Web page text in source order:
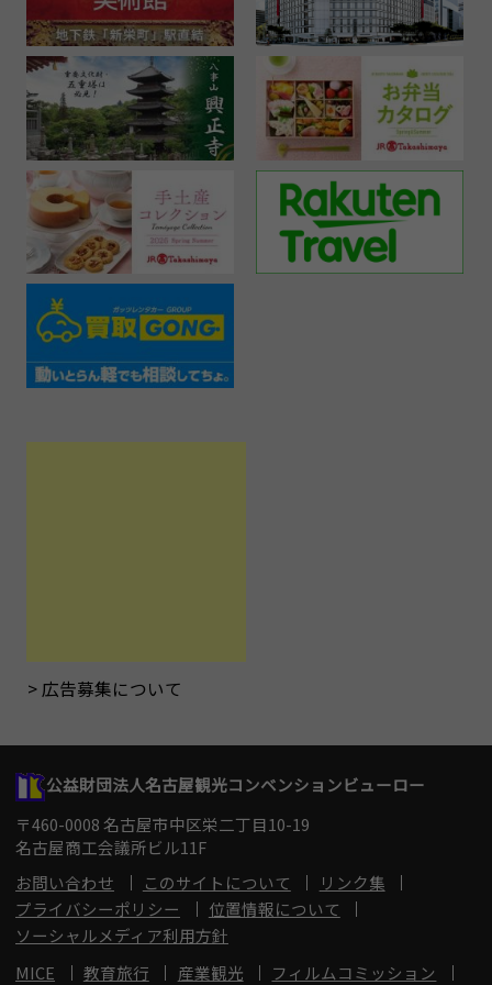
広告募集について
公益財団法人名古屋観光コンベンションビューロー
〒460-0008 名古屋市中区栄二丁目10-19
名古屋商工会議所ビル11F
お問い合わせ
このサイトについて
リンク集
プライバシーポリシー
位置情報について
ソーシャルメディア利用方針
MICE
教育旅行 産業観光 フィルムコミッション